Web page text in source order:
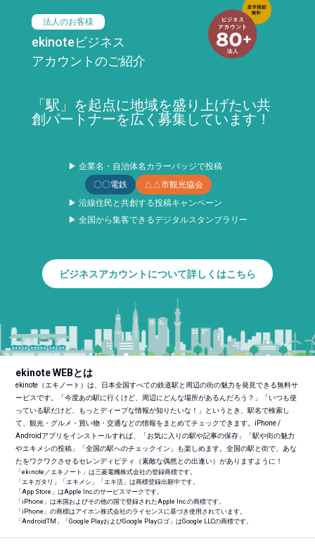
法人のお客様
ekinoteビジネス
アカウントのご紹介
「駅」を起点に地域を盛り上げたい共
創パートナーを広く募集しています！
▶ 企業名・自治体名カラーバッジで投稿
〇〇電鉄
△△市観光協会
▶ 沿線住民と共創する投稿キャンペーン
▶ 全国から集客できるデジタルスタンプラリー
ビジネスアカウントについて詳しくはこちら
ekinote WEBとは
ekinote（エキノート）は、日本全国すべての鉄道駅と周辺の街の魅力を発見できる無料サ
ービスです。「今度あの駅に行くけど、周辺にどんな場所があるんだろう？」「いつも使
っている駅だけど、もっとディープな情報が知りたいな！」というとき、駅名で検索し
て、観光・グルメ・買い物・交通などの情報をまとめてチェックできます。iPhone /
Androidアプリをインストールすれば、「お気に入りの駅や記事の保存」「駅や街の魅力
やエキメシの投稿」「全国の駅へのチェックイン」も楽しめます。全国の駅と街で、あな
たをワクワクさせるセレンディピティ（素敵な偶然との出逢い）がありますように！
「ekinote／エキノート」は三菱電機株式会社の登録商標です。
「エキガタリ」「エキメシ」「エキ活」は商標登録出願中です。
「App Store」はApple Inc.のサービスマークです。
「iPhone」は米国およびその他の国で登録されたApple Inc.の商標です。
「iPhone」の商標はアイホン株式会社のライセンスに基づき使用されています。
「AndroidTM 」「Google PlayおよびGoogle Playロゴ」はGoogle LLCの商標です。